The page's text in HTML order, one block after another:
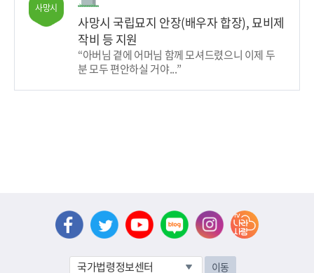
사망시
사망시 국립묘지 안장(배우자 합장), 묘비제
작비 등 지원
“아버님 곁에 어머님 함께 모셔드렸으니 이제 두
분 모두 편안하실 거야...”
이동